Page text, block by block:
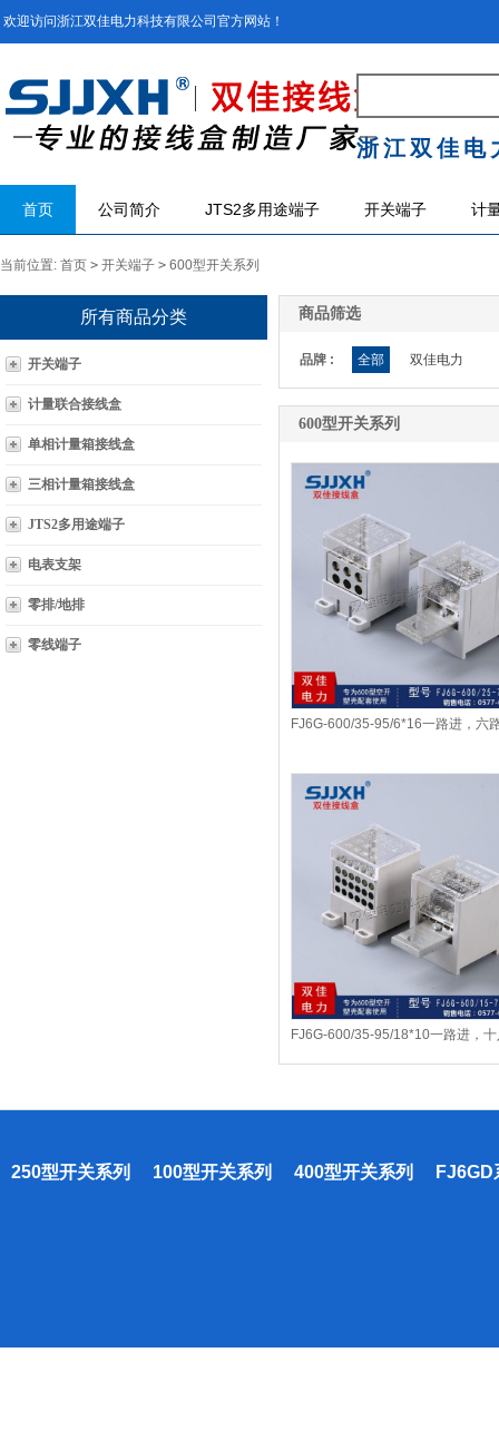
欢迎访问浙江双佳电力科技有限公司官方网站！
浙江双佳电
首页 公司简介 JTS2多用途端子 开关端子 计
当前位置: 首页 > 开关端子 > 600型开关系列
所有商品分类
开关端子
计量联合接线盒
单相计量箱接线盒
三相计量箱接线盒
JTS2多用途端子
电表支架
零排/地排
零线端子
商品筛选
品牌 : 全部 双佳电力
600型开关系列
FJ6G-600/35-95/6*16一路进，六
FJ6G-600/35-95/18*10一路进，
250型开关系列 100型开关系列 400型开关系列 FJ6GD